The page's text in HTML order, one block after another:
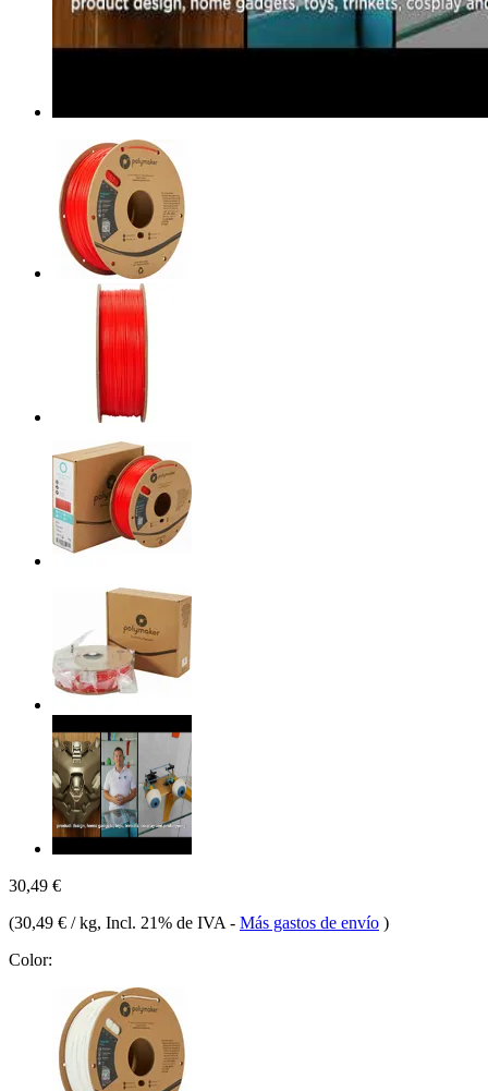
30,49 €
(30,49 € / kg, Incl. 21% de IVA - Más gastos de envío )
Color: